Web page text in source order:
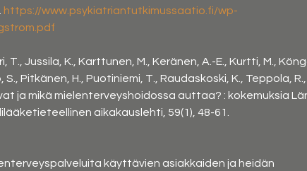
https://www.psykiatriantutkimussaatio.fi/wp-
Jussila, K., Karttunen, M., Keränen, A.-E., Kurtti, M.,
Pitkänen, H., Puotiniemi, T., Raudaskoski, K., Teppola, R.,
ja mikä mielenterveyshoidossa auttaa? : kokemuksia
aikakauslehti, 59(1), 48-61.
käyttävien asiakkaiden ja heidän